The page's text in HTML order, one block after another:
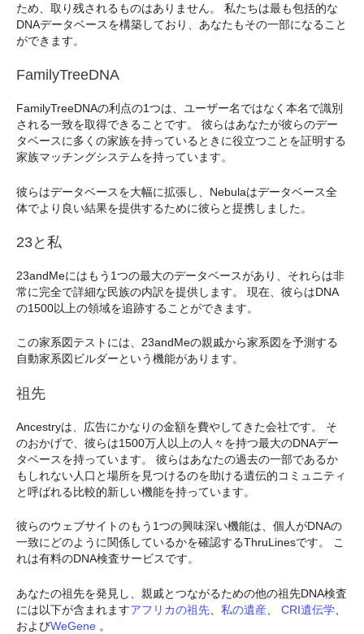
ため、取り残されるものはありません。 私たちは最も包括的な
DNAデータベースを構築しており、あなたもその一部になること
ができます。
FamilyTreeDNA
FamilyTreeDNAの利点の1つは、ユーザー名ではなく本名で識別
される一致を取得できることです。 彼らはあなたが彼らのデー
タベースに多くの家族を持っているときに役立つことを証明する
家族マッチングシステムを持っています。
彼らはデータベースを大幅に拡張し、Nebulaはデータベース全
体でより良い結果を提供するために彼らと提携しました。
23と私
23andMeにはもう1つの最大のデータベースがあり、それらは非
常に完全で詳細な民族の内訳を提供します。 現在、彼らはDNA
の1500以上の領域を追跡することができます。
この家系図テストには、23andMeの親戚から家系図を予測する
自動家系図ビルダーという機能があります。
祖先
Ancestryは、広告にかなりの金額を費やしてきた会社です。 そ
のおかげで、彼らは1500万人以上の人々を持つ最大のDNAデー
タベースを持っています。 彼らはあなたの過去の一部であるか
もしれない人口と場所を見つけるのを助ける遺伝的コミュニティ
と呼ばれる比較的新しい機能を持っています。
彼らのウェブサイトのもう1つの興味深い機能は、個人がDNAの
一致にどのように関係しているかを確認するThruLinesです。 こ
れは有料のDNA検査サービスです。
あなたの祖先を発見し、親戚とつながるための他の祖先DNA検査
には以下が含まれますアフリカの祖先 私の遺産 CRI遺伝学
およびWeGene 。